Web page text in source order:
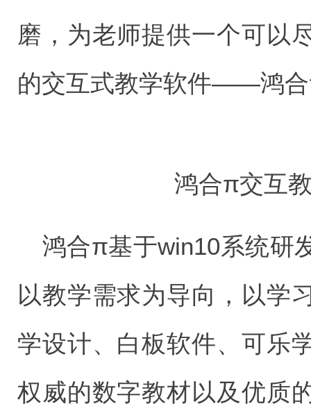
磨，为老师提供一个可以
的交互式教学软件——鸿
鸿合π交互
鸿合π基于win10系统研
以教学需求为导向，以学
学设计、白板软件、可乐
权威的数字教材以及优质